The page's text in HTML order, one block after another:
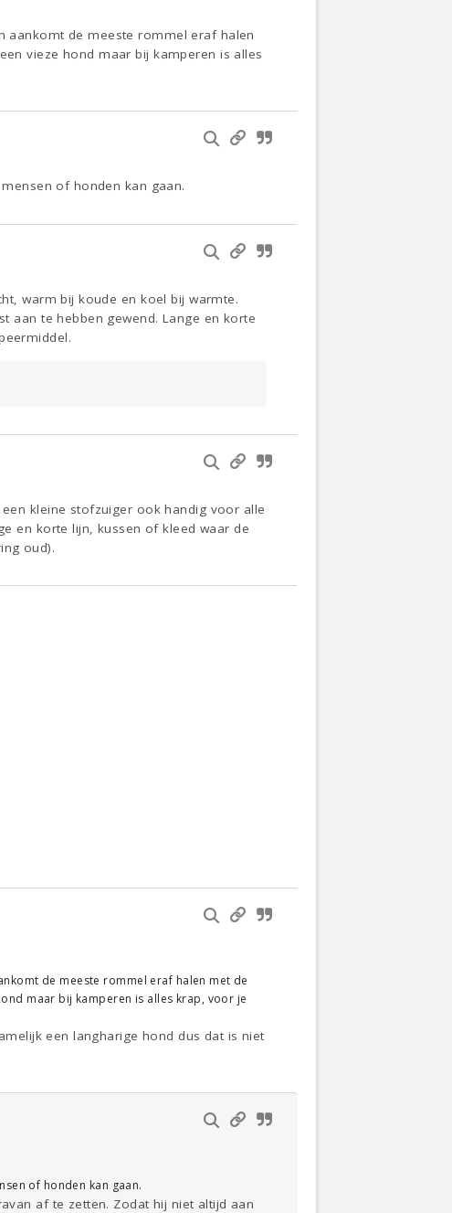
aankomt de meeste rommel eraf halen
vieze hond maar bij kamperen is alles
of honden kan gaan.
warm bij koude en koel bij warmte.
aan te hebben gewend. Lange en korte
kleine stofzuiger ook handig voor alle
en korte lijn, kussen of kleed waar de
oud).
de meeste rommel eraf halen met de
maar bij kamperen is alles krap, voor je
een langharige hond dus dat is niet
of honden kan gaan.
af te zetten. Zodat hij niet altijd aan